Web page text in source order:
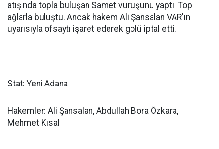
atışında topla buluşan Samet vuruşunu yaptı. Top
ağlarla buluştu. Ancak hakem Ali Şansalan VAR'ın
uyarısıyla ofsaytı işaret ederek golü iptal etti.
Stat: Yeni Adana
Hakemler: Ali Şansalan, Abdullah Bora Özkara,
Mehmet Kısal